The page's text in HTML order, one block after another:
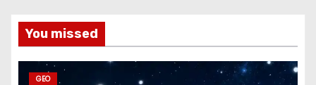
You missed
GEO